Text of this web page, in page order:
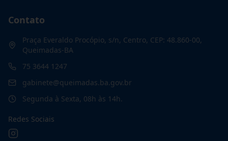
Contato
Praça Everaldo Procópio, s/n, Centro, CEP: 48.860-00,
Queimadas-BA
75 3644 1247
gabinete@queimadas.ba.gov.br
Segunda à Sexta, 08h às 14h.
Redes Sociais